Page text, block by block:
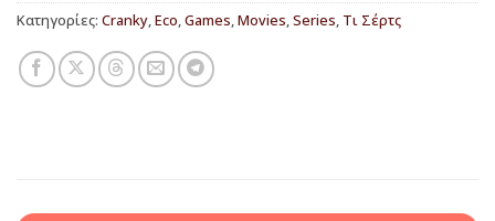
Κατηγορίες: Cranky,Eco,Games,Movies,Series, Τι Σέρτς